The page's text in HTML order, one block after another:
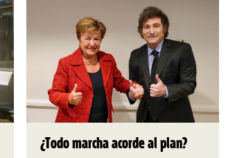
¿Todo marcha acorde al plan?